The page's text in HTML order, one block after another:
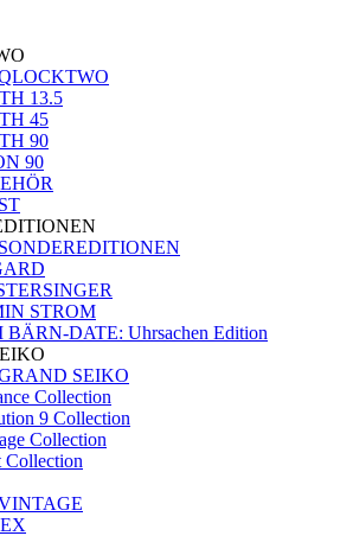
13.5
45
90
90
STROM
BÄRN-DATE: Uhrsachen Edition
SEIKO
Collection
9 Collection
Collection
Collection